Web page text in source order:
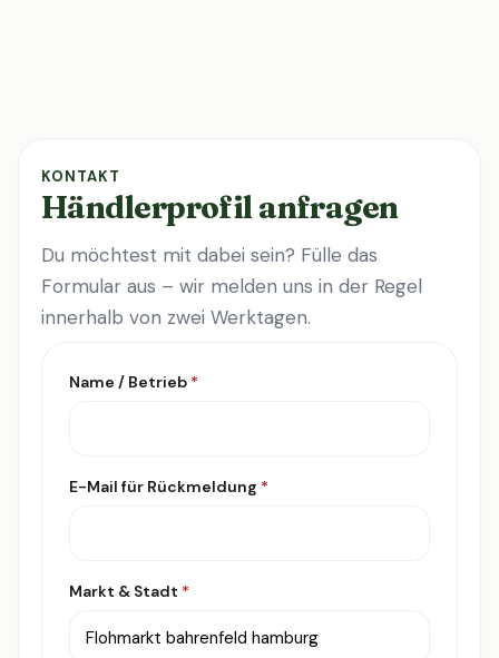
KONTAKT
Händlerprofil anfragen
Du möchtest mit dabei sein? Fülle das
Formular aus – wir melden uns in der Regel
innerhalb von zwei Werktagen.
Name / Betrieb *
E-Mail für Rückmeldung *
Markt & Stadt *